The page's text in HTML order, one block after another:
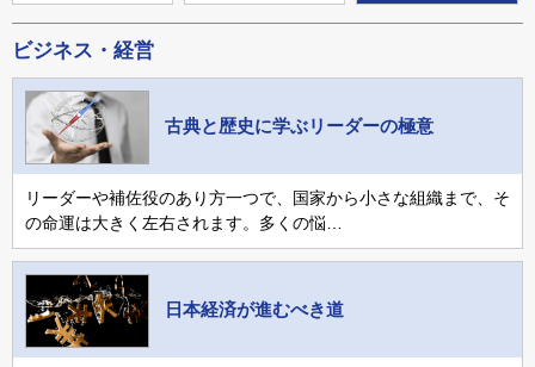
ビジネス・経営
古典と歴史に学ぶリーダーの極意
リーダーや補佐役のあり方一つで、国家から小さな組織まで、そ
の命運は大きく左右されます。多くの悩…
日本経済が進むべき道